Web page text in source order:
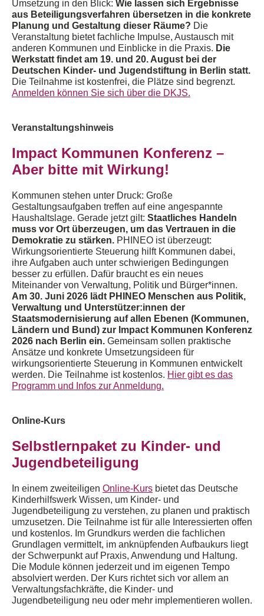
Umsetzung in den Blick: Wie lassen sich Ergebnisse
aus Beteiligungsverfahren übersetzen in die konkrete
Planung und Gestaltung dieser Räume? Die
Veranstaltung bietet fachliche Impulse, Austausch mit
anderen Kommunen und Einblicke in die Praxis. Die
Werkstatt findet am 19. und 20. August bei der
Deutschen Kinder- und Jugendstiftung in Berlin statt.
Die Teilnahme ist kostenfrei, die Plätze sind begrenzt.
Anmelden können Sie sich über die DKJS.
Veranstaltungshinweis
Impact Kommunen Konferenz –
Aber bitte mit Wirkung!
Kommunen stehen unter Druck: Große
Gestaltungsaufgaben treffen auf eine angespannte
Haushaltslage. Gerade jetzt gilt: Staatliches Handeln
muss vor Ort überzeugen, um das Vertrauen in die
Demokratie zu stärken. PHINEO ist überzeugt:
Wirkungsorientierte Steuerung hilft Kommunen dabei,
ihre Aufgaben auch unter schwierigen Bedingungen
besser zu erfüllen. Dafür braucht es ein neues
Miteinander von Verwaltung, Politik und Bürger*innen.
Am 30. Juni 2026 lädt PHINEO Menschen aus Politik,
Verwaltung und Unterstützer:innen der
Staatsmodernisierung auf allen Ebenen (Kommunen,
Ländern und Bund) zur Impact Kommunen Konferenz
2026 nach Berlin ein. Gemeinsam sollen praktische
Ansätze und konkrete Umsetzungsideen für
wirkungsorientierte Steuerung in Kommunen entwickel t
werden. Die Teilnahme ist kostenlos. Hier gibt es das
Programm und Infos zur Anmeldung.
Online-Kurs
Selbstlernpaket zu Kinder- und
Jugendbeteiligung
In einem zweiteiligen Online-Kurs bietet das Deutsche
Kinderhilfswerk Wissen, um Kinder- und
Jugendbeteiligung zu verstehen, zu planen und praktisch
umzusetzen. Die Teilnahme ist für alle Interessierten offen
und kostenlos. Im Grundkurs werden die fachlichen
Grundlagen vermittelt, im anknüpfenden Aufbaukurs liegt
der Schwerpunkt auf Praxis, Anwendung und Haltung.
Die Module können jederzeit und im eigenen Tempo
absolviert werden. Der Kurs richtet sich vor a llem an
Verwaltungsfachkräfte, die Kinder- und
Jugendbeteiligung neu oder mehr implementieren wollen.